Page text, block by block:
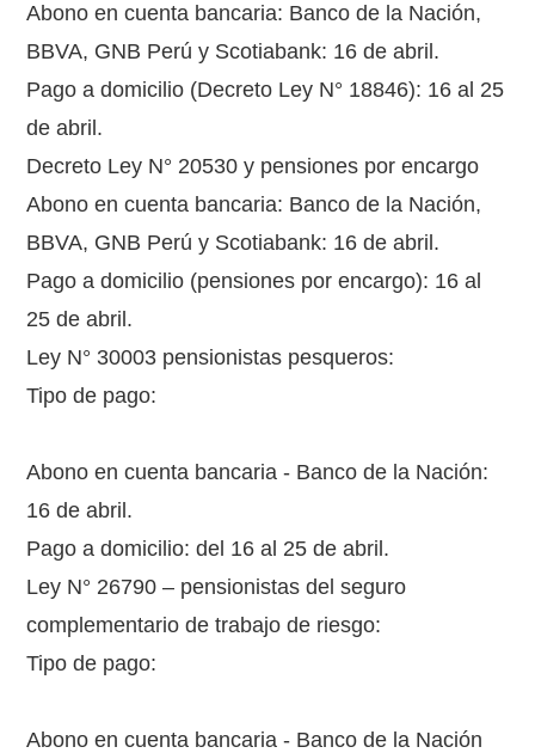
Abono en cuenta bancaria: Banco de la Nación,
BBVA, GNB Perú y Scotiabank: 16 de abril.
Pago a domicilio (Decreto Ley N° 18846): 16 al 25
de abril.
Decreto Ley N° 20530 y pensiones por encargo
Abono en cuenta bancaria: Banco de la Nación,
BBVA, GNB Perú y Scotiabank: 16 de abril.
Pago a domicilio (pensiones por encargo): 16 al
25 de abril.
Ley N° 30003 pensionistas pesqueros:
Tipo de pago:
Abono en cuenta bancaria - Banco de la Nación:
16 de abril.
Pago a domicilio: del 16 al 25 de abril.
Ley N° 26790 – pensionistas del seguro
complementario de trabajo de riesgo:
Tipo de pago:
Abono en cuenta bancaria - Banco de la Nación